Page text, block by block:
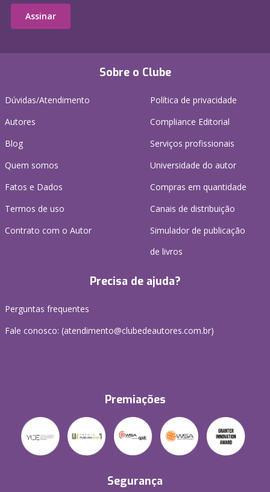
Sobre o Clube
Dúvidas/Atendimento
Autores
Blog
Quem somos
Fatos e Dados
Termos de uso
Contrato com o Autor
Política de privacidade
Compliance Editorial
Serviços profissionais
Universidade do autor
Compras em quantidade
Canais de distribuição
Simulador de publicação
de livros
Precisa de ajuda?
Perguntas frequentes
Fale conosco: (atendimento@clubedeautores.com.br)
Premiações
Segurança
Assinar